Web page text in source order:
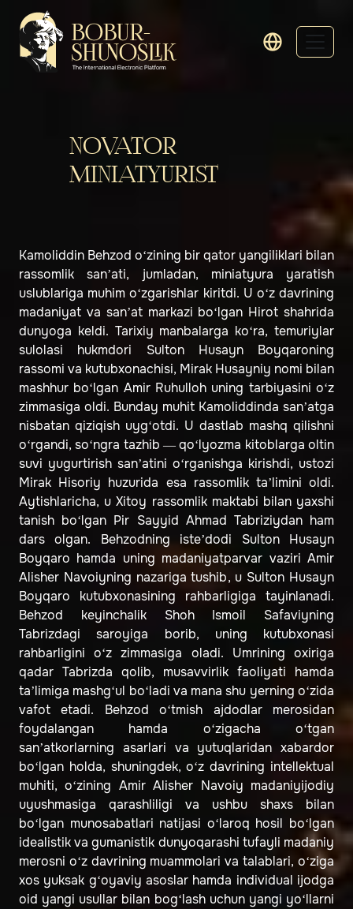
NOVATOR
MINIATYURIST
Kamoliddin Behzod o‘zining bir qator yangiliklari bilan
rassomlik sanʼati, jumladan, miniatyura yaratish
uslublariga muhim o‘zgarishlar kiritdi. U o‘z davrining
madaniyat va sanʼat markazi bo‘lgan Hirot shahrida
dunyoga keldi. Tarixiy manbalarga ko‘ra, temuriylar
sulolasi hukmdori Sulton Husayn Boyqaroning
rassomi va kutubxonachisi, Mirak Husayniy nomi bilan
mashhur bo‘lgan Amir Ruhulloh uning tarbiyasini o‘z
zimmasiga oldi. Bunday muhit Kamoliddinda sanʼatga
nisbatan qiziqish uyg‘otdi. U dastlab mashq qilishni
o‘rgandi, so‘ngra tazhib — qo‘lyozma kitoblarga oltin
suvi yugurtirish sanʼatini o‘rganishga kirishdi, ustozi
Mirak Hisoriy huzurida esa rassomlik taʼlimini oldi.
Aytishlaricha, u Xitoy rassomlik maktabi bilan yaxshi
tanish bo‘lgan Pir Sayyid Ahmad Tabriziydan ham
dars olgan. Behzodning isteʼdodi Sulton Husayn
Boyqaro hamda uning madaniyatparvar vaziri Amir
Alisher Navoiyning nazariga tushib, u Sulton Husayn
Boyqaro kutubxonasining rahbarligiga tayinlanadi.
Behzod keyinchalik Shoh Ismoil Safaviyning
Tabrizdagi saroyiga borib, uning kutubxonasi
rahbarligini o‘z zimmasiga oladi. Umrining oxiriga
qadar Tabrizda qolib, musavvirlik faoliyati hamda
taʼlimiga mashg‘ul bo‘ladi va mana shu yerning o‘zida
vafot etadi. Behzod o‘tmish ajdodlar merosidan
foydalangan hamda o‘zigacha o‘tgan
sanʼatkorlarning asarlari va yutuqlaridan xabardor
bo‘lgan holda, shuningdek, o‘z davrining intellektual
muhiti, o‘zining Amir Alisher Navoiy madaniyijodiy
uyushmasiga qarashliligi va ushbu shaxs bilan
bo‘lgan munosabatlari natijasi o‘laroq hosil bo‘lgan
idealistik va gumanistik dunyoqarashi tufayli madaniy
merosni o‘z davrining muammolari va talablari, o‘ziga
xos yuksak g‘oyaviy asoslar hamda individual ijodga
oid yangi usullar bilan bog‘lash uchun yangi yo‘llarni